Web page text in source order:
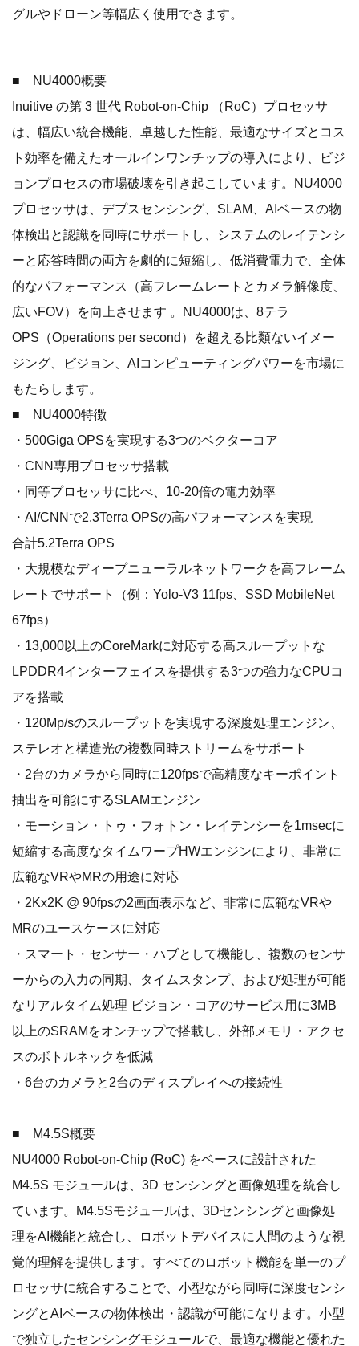
グルやドローン等幅広く使用できます。
■ NU4000概要
Inuitive の第 3 世代 Robot-on-Chip （RoC）プロセッサ
は、幅広い統合機能、卓越した性能、最適なサイズとコス
ト効率を備えたオールインワンチップの導入により、ビジ
ョンプロセスの市場破壊を引き起こしています。NU4000
プロセッサは、デプスセンシング、SLAM、AIベースの物
体検出と認識を同時にサポートし、システムのレイテンシ
ーと応答時間の両方を劇的に短縮し、低消費電力で、全体
的なパフォーマンス（高フレームレートとカメラ解像度、
広いFOV）を向上させます 。NU4000は、8テラ
OPS（Operations per second）を超える比類ないイメー
ジング、ビジョン、AIコンピューティングパワーを市場に
もたらします。
■ NU4000特徴
・500Giga OPSを実現する3つのベクターコア
・CNN専用プロセッサ搭載
・同等プロセッサに比べ、10-20倍の電力効率
・AI/CNNで2.3Terra OPSの高パフォーマンスを実現
合計5.2Terra OPS
・大規模なディープニューラルネットワークを高フレーム
レートでサポート（例：Yolo-V3 11fps、SSD MobileNet
67fps）
・13,000以上のCoreMarkに対応する高スループットな
LPDDR4インターフェイスを提供する3つの強力なCPUコ
アを搭載
・120Mp/sのスループットを実現する深度処理エンジン、
ステレオと構造光の複数同時ストリームをサポート
・2台のカメラから同時に120fpsで高精度なキーポイント
抽出を可能にするSLAMエンジン
・モーション・トゥ・フォトン・レイテンシーを1msecに
短縮する高度なタイムワープHWエンジンにより、非常に
広範なVRやMRの用途に対応
・2Kx2K @ 90fpsの2画面表示など、非常に広範なVRや
MRのユースケースに対応
・スマート・センサー・ハブとして機能し、複数のセンサ
ーからの入力の同期、タイムスタンプ、および処理が可能
なリアルタイム処理 ビジョン・コアのサービス用に3MB
以上のSRAMをオンチップで搭載し、外部メモリ・アクセ
スのボトルネックを低減
・6台のカメラと2台のディスプレイへの接続性
■ M4.5S概要
NU4000 Robot-on-Chip (RoC) をベースに設計された
M4.5S モジュールは、3D センシングと画像処理を統合し
ています。M4.5Sモジュールは、3Dセンシングと画像処
理をAI機能と統合し、ロボットデバイスに人間のような視
覚的理解を提供します。すべてのロボット機能を単一のプ
ロセッサに統合することで、小型ながら同時に深度センシ
ングとAIベースの物体検出・認識が可能になります。小型
で独立したセンシングモジュールで、最適な機能と優れた